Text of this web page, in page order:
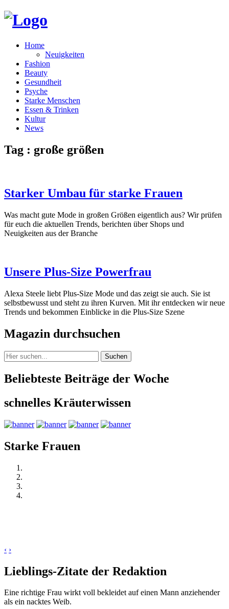
Home
Neuigkeiten
Fashion
Beauty
Gesundheit
Psyche
Starke Menschen
Essen & Trinken
Kultur
News
Tag : große größen
Starker Umbau für starke Frauen
Was macht gute Mode in großen Größen eigentlich aus? Wir prüfen
für euch die aktuellen Trends, berichten über Shops und
Neuigkeiten aus der Branche
Unsere Plus-Size Powerfrau
Alexa Steele liebt Plus-Size Mode und das zeigt sie auch. Sie ist
selbstbewusst und steht zu ihren Kurven. Mit ihr entdecken wir neue
Trends und bekommen Einblicke in die Plus-Size Szene
Magazin durchsuchen
Suchen
Beliebteste Beiträge der Woche
schnelles Kräuterwissen
Starke Frauen
‹ ›
Lieblings-Zitate der Redaktion
Eine richtige Frau wirkt voll bekleidet auf einen Mann anziehender
als ein nacktes Weib.